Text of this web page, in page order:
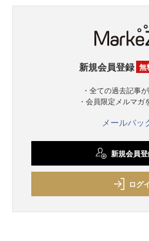
新規会員登録 無
・全ての過去記事
・会員限定メルマガ
メールバッ
新規会員
ログ